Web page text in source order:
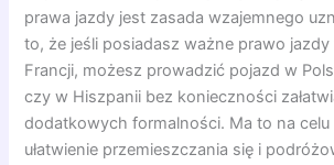
prawa jazdy jest zasada wzajemnego
to, że jeśli posiadasz ważne prawo
Francji, możesz prowadzić pojazd w
czy w Hiszpanii bez konieczności
dodatkowych formalności. Ma to na celu
ułatwienie przemieszczania się i